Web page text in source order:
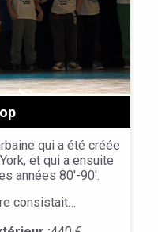
qui a été créée
et qui a ensuite
années 80′-90′.
consistait…